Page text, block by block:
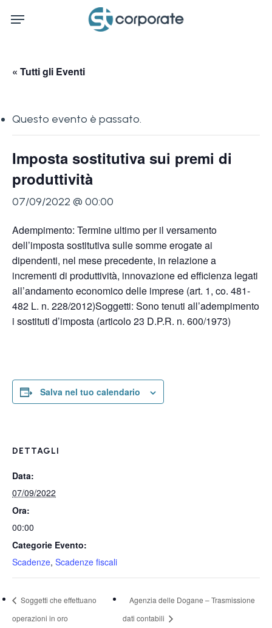
Menu
« Tutti gli Eventi
Questo evento è passato.
Imposta sostitutiva sui premi di
produttività
07/09/2022 @ 00:00
Adempimento: Termine ultimo per il versamento
dell’imposta sostitutiva sulle somme erogate ai
dipendenti, nel mese precedente, in relazione a
incrementi di produttività, innovazione ed efficienza legati
all’andamento economico delle imprese (art. 1, co. 481-
482 L. n. 228/2012)Soggetti: Sono tenuti all’adempimento
i sostituti d’imposta (articolo 23 D.P.R. n. 600/1973)
Salva nel tuo calendario
DETTAGLI
Data:
07/09/2022
Ora:
00:00
Categorie Evento:
Scadenze, Scadenze fiscali
Soggetti che effettuano
operazioni in oro
Agenzia delle Dogane – Trasmissione
dati contabili